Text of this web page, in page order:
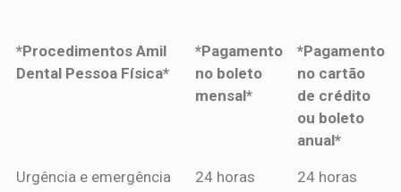
*Procedimentos Amil
Dental Pessoa Física*
*Pagamento
no boleto
mensal*
*Pagamento
no cartão
de crédito
ou boleto
anual*
*Procedimentos Amil
*Pagamento
*Pagamento
Urgência e emergência 24 horas 24 horas